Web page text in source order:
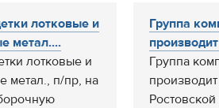
лотковые и
метал....
лотковые и
метал., п/пр, на
Группа
Группа
Ростовской